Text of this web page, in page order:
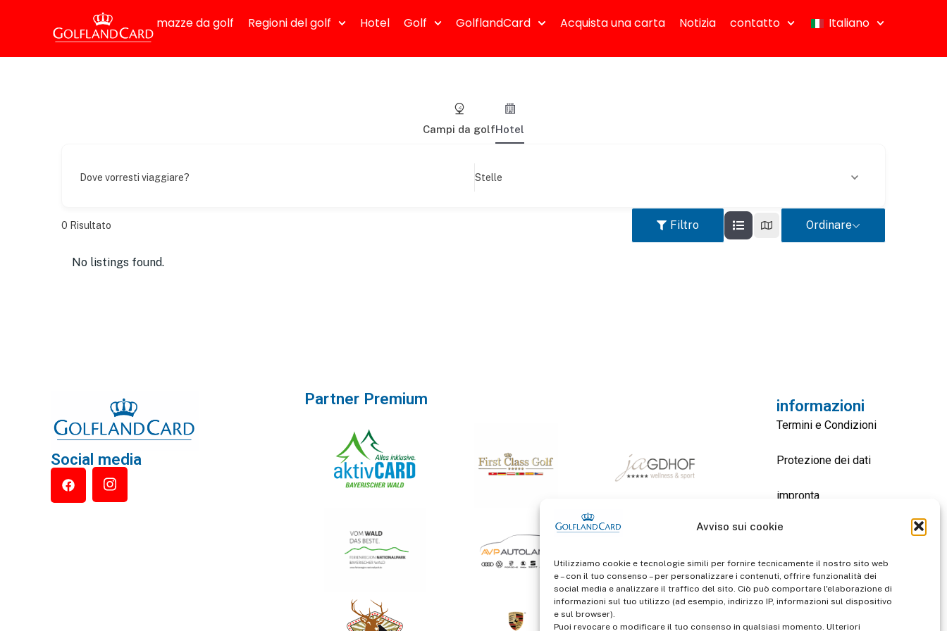
Avviso sui cookie
Utilizziamo cookie e tecnologie simili per fornire tecnicamente il nostro sito web
e – con il tuo consenso – per personalizzare i contenuti, offrire funzionalità dei
social media e analizzare il traffico del sito. Ciò può comportare l'elaborazione di
informazioni sul tuo utilizzo (ad esempio, indirizzo IP, informazioni sul dispositivo
e sul browser).
Puoi revocare o modificare il tuo consenso in qualsiasi momento. Ulteriori
mazze da golf Regioni del golf Hotel Golf GolflandCard Acquista una carta Notizia contatto Italiano
Campi da golfHotel
Dove vorresti viaggiare? Stelle
0 Risultato Filtro Ordinare
No listings found.
Social media
Partner Premium informazioni
Termini e Condizioni
Protezione dei dati
impronta
contatto